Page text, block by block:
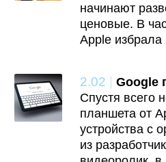
начинают
ценовые. В
Apple избрала
2.02 | Google
Спустя всего
планшета от
устройства с
из